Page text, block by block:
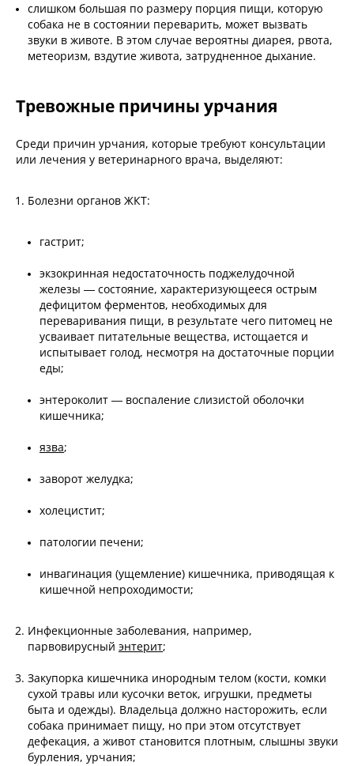
слишком большая по размеру порция пищи, которую
собака не в состоянии переварить, может вызвать
звуки в животе. В этом случае вероятны диарея, рвота,
метеоризм, вздутие живота, затрудненное дыхание.
Тревожные причины урчания
Среди причин урчания, которые требуют консультации
или лечения у ветеринарного врача, выделяют:
Болезни органов ЖКТ:
гастрит;
экзокринная недостаточность поджелудочной
железы — состояние, характеризующееся острым
дефицитом ферментов, необходимых для
переваривания пищи, в результате чего питомец не
усваивает питательные вещества, истощается и
испытывает голод, несмотря на достаточные порции
еды;
энтероколит — воспаление слизистой оболочки
кишечника;
язва;
заворот желудка;
холецистит;
патологии печени;
инвагинация (ущемление) кишечника, приводящая к
кишечной непроходимости;
Инфекционные заболевания, например,
парвовирусный энтерит;
Закупорка кишечника инородным телом (кости, комки
сухой травы или кусочки веток, игрушки, предметы
быта и одежды). Владельца должно насторожить, если
собака принимает пищу, но при этом отсутствует
дефекация, а живот становится плотным, слышны звуки
бурления, урчания;